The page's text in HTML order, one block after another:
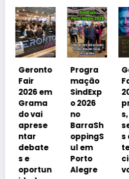
Progra
mação
SindExp
o 2026
no
BarraSh
oppingS
ul em
Porto
Alegre
Geronto
Fair
2026 :
produto
s,
serviço
s e
tendên
cias
voltada